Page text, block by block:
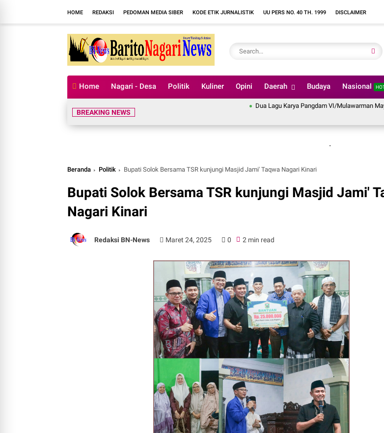
HOME REDAKSI PEDOMAN MEDIA SIBER KODE ETIK JURNALISTIK UU PERS NO. 40 TH. 1999 DISCLAIMER
Home Nagari - Desa Politik Kuliner Opini Daerah Budaya Nasional
BREAKING NEWS
Dua Lagu Karya Pangdam VI/Mulawarman Mayjen
.
Beranda Politik Bupati Solok Bersama TSR kunjungi Masjid Jami' Taqwa Nagari Kinari
Bupati Solok Bersama TSR kunjungi Masjid Jami'
Nagari Kinari
Redaksi BN-News Maret 24, 2025 0 2 min read